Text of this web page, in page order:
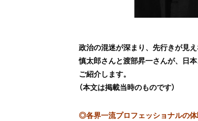
政治の混迷が深まり、先行きが見
慎太郎さんと渡部昇一さんが、日
ご紹介します。
（本文は掲載当時のものです）
◎各界一流プロフェッショナルの